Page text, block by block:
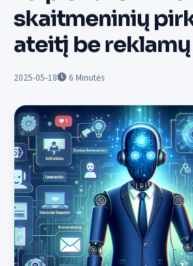
skaitmeninių
ateitį be reklamų
2025-05-18 6 Minutės